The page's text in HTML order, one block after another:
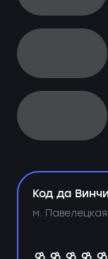
Код да Винчи
м.